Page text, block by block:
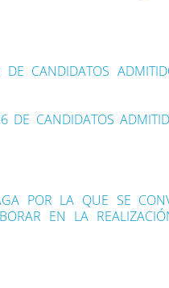
CANDIDATOS
DE CANDIDATOS
POR LA QUE SE
EN LA